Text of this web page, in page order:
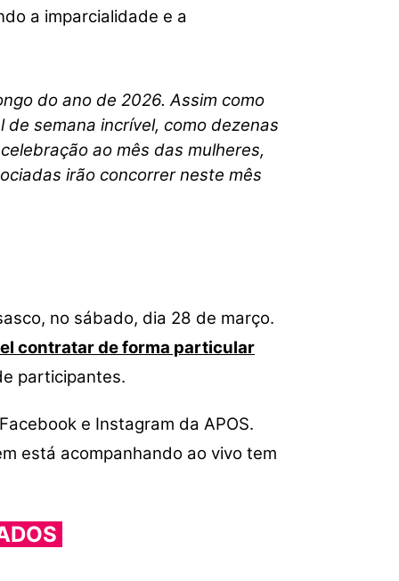
a imparcialidade e a
do ano de 2026. Assim como
semana incrível, como dezenas
ao mês das mulheres,
irão concorrer neste mês
no sábado, dia 28 de março.
contratar de forma particular
participantes.
e Instagram da APOS.
está acompanhando ao vivo tem